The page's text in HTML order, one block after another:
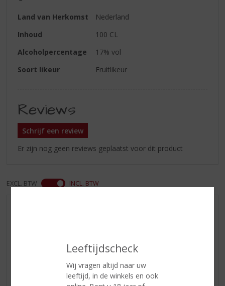
Leeftijdscheck
Wij vragen altijd naar uw
leeftijd, in de winkels en ook
Land van Herkomst
Nederland
Inhoud
100 CL
Alcoholpercentage
17% vol
Soort likeur
Fruitlikeur
Reviews
Schrijf een review
Er zijn nog geen reviews geplaatst voor dit product
EXCL. BTW INCL. BTW
RUM VAN DE MAAND
BIER VAN DE MAAND